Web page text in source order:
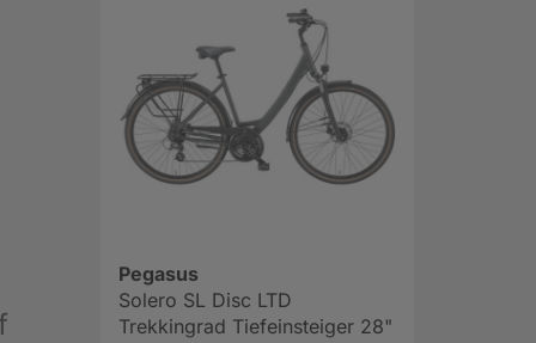
Pegasus
Solero SL Disc LTD
Trekkingrad Tiefeinsteiger 28"